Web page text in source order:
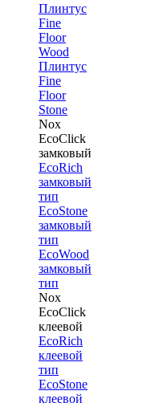
Плинтус
Fine
Floor
Wood
Плинтус
Fine
Floor
Stone
Nox
EcoClick
замковый
EcoRich
замковый
тип
EcoStone
замковый
тип
EcoWood
замковый
тип
Nox
EcoClick
клеевой
EcoRich
клеевой
тип
EcoStone
клеевой